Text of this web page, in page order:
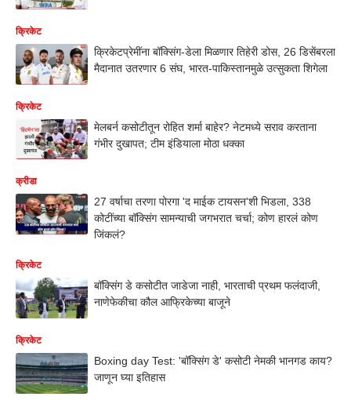
क्रिकेट
क्रिकेटप्रेमींना बॉक्सिंग-डेला मिळणार तिहेरी डोस, 26 डिसेंबरला
मैदानात उतरणार 6 संघ, भारत-पाकिस्तानमुळे उत्सुकता शिगेला
क्रिकेट
मेलबर्न कसोटीतून रोहित शर्मा बाहेर? नेटमध्ये सराव करताना
गंभीर दुखापत; टीम इंडियाला मोठा धक्का
क्रीडा
27 वर्षाचा तरणा पोरगा 'द माईक टायसन'शी भिडला, 338
कोटींच्या बॉक्सिंग सामन्याची जगभरात चर्चा; कोण हारलं कोण
जिंकलं?
क्रिकेट
बॉक्सिंग डे कसोटीत जाडेजा नाही, भारताची प्रथम फलंदाजी,
नाणेफेकीचा कौल आफ्रिकेच्या बाजूने
क्रिकेट
Boxing day Test: 'बॉक्सिंग डे' कसोटी नेमकी भानगड काय?
जाणून घ्या इतिहास